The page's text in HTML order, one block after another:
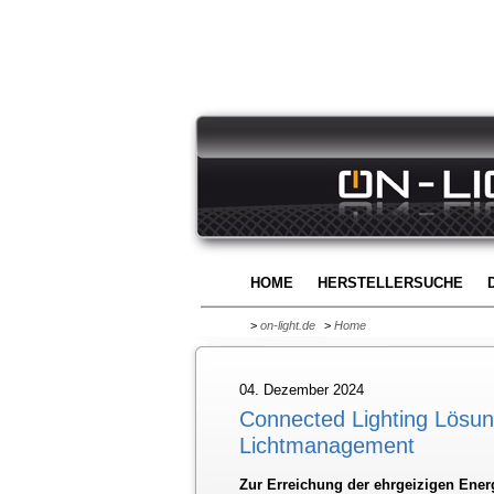
HOME HERSTELLERSUCHE
> on-light.de > Home
04. Dezember 2024
Connected Lighting
Lichtmanagement
Zur Erreichung der ehrgeizigen